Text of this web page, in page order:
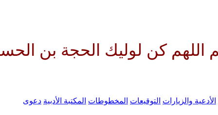
لوليك الحجة بن الحسن
الأدعية والزيارات التوقيعات المخطوطات المكتبة الأدبية دعوى